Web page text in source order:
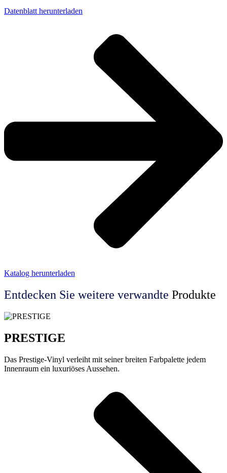
Datenblatt herunterladen
Katalog herunterladen
Entdecken Sie weitere verwandte Produkte
PRESTIGE
Das Prestige-Vinyl verleiht mit seiner breiten Farbpalette jedem
Innenraum ein luxuriöses Aussehen.